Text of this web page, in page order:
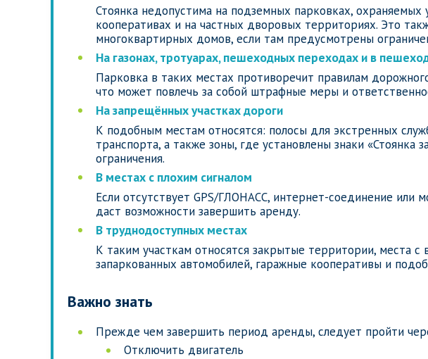
Стоянка недопустима на подземных парковках, охраняемых
кооперативах и на частных дворовых территориях. Это
многоквартирных домов, если там предусмотрены
На газонах, тротуарах, пешеходных переходах и в
Парковка в таких местах противоречит правилам
что может повлечь за собой штрафные меры и
На запрещённых участках дороги
К подобным местам относятся: полосы для экстренных
транспорта, а также зоны, где установлены знаки «Стоянка
ограничения.
В местах с плохим сигналом
Если отсутствует GPS/ГЛОНАСС, интернет-соединение или
даст возможности завершить аренду.
В труднодоступных местах
К таким участкам относятся закрытые территории, места с
запаркованных автомобилей, гаражные кооперативы и
Важно знать
Прежде чем завершить период аренды, следует пройти
Отключить двигатель